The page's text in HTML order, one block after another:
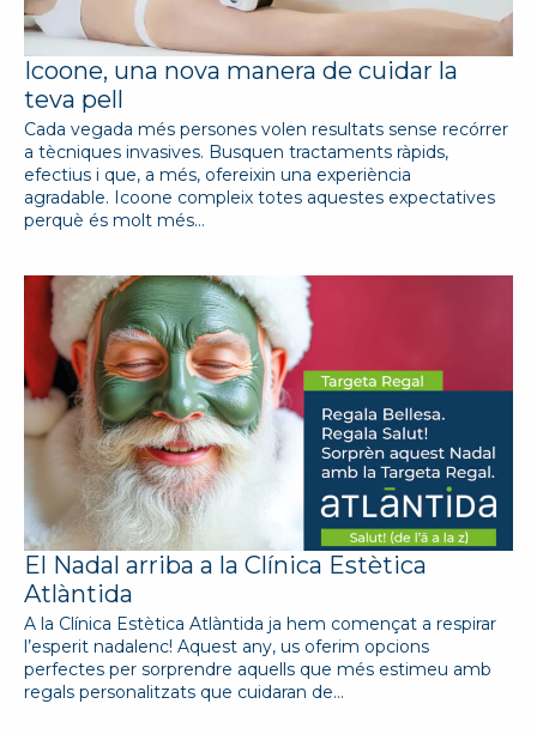
Icoone, una nova manera de cuidar la
teva pell
Cada vegada més persones volen resultats sense recórrer
a tècniques invasives. Busquen tractaments ràpids,
efectius i que, a més, ofereixin una experiència
agradable. Icoone compleix totes aquestes expectatives
perquè és molt més…
El Nadal arriba a la Clínica Estètica
Atlàntida
A la Clínica Estètica Atlàntida ja hem començat a respirar
l’esperit nadalenc! Aquest any, us oferim opcions
perfectes per sorprendre aquells que més estimeu amb
regals personalitzats que cuidaran de…